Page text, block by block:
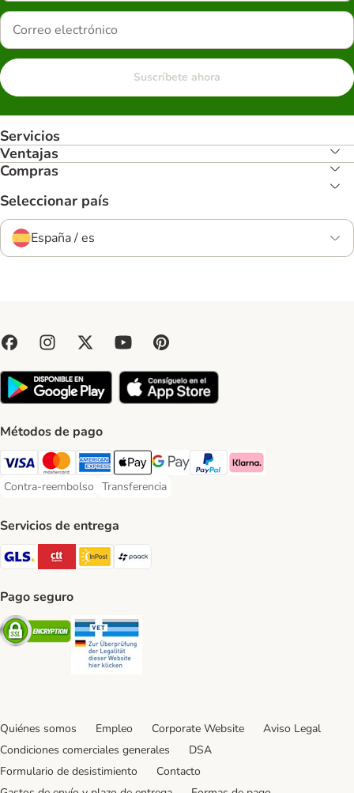
Suscríbete ahora
Servicios
Ventajas
Compras
Seleccionar país
España / es
Métodos de pago
Visa Payment Method
Mastercard Payment Method
American Express Payment Method
Apple Pay Payment Method
Google Pay Payment Method
PayPal Payment Method
Klarna Payment Method
Contra-reembolso
Contra-reembolso Payment Method
Transferencia
Transferencia Payment Method
Servicios de entrega
GLS Shipping Method
CTTExpress Shipping Method
InPost Shipping Method
paack Shipping Method
Pago seguro
Security
Quiénes somos Empleo Corporate Website
Aviso Legal
Condiciones comerciales generales
DSA
Formulario de desistimiento
Contacto